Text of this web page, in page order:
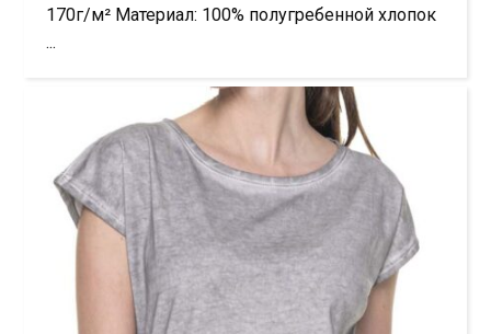
170г/м² Материал: 100% полугребенной хлопок
...